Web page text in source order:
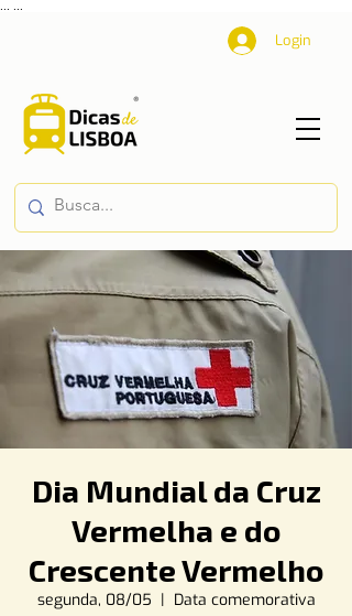
Login
Dia Mundial da Cruz
Vermelha e do
Crescente Vermelho
segunda, 08/05
  |
Data comemorativa